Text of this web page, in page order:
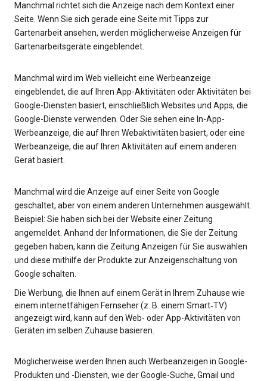
Manchmal richtet sich die Anzeige nach dem Kontext einer
Seite. Wenn Sie sich gerade eine Seite mit Tipps zur
Gartenarbeit ansehen, werden möglicherweise Anzeigen für
Gartenarbeitsgeräte eingeblendet.
Manchmal wird im Web vielleicht eine Werbeanzeige
eingeblendet, die auf Ihren App-Aktivitäten oder Aktivitäten bei
Google-Diensten basiert, einschließlich Websites und Apps, die
Google-Dienste verwenden. Oder Sie sehen eine In-App-
Werbeanzeige, die auf Ihren Webaktivitäten basiert, oder eine
Werbeanzeige, die auf Ihren Aktivitäten auf einem anderen
Gerät basiert.
Manchmal wird die Anzeige auf einer Seite von Google
geschaltet, aber von einem anderen Unternehmen ausgewählt.
Beispiel: Sie haben sich bei der Website einer Zeitung
angemeldet. Anhand der Informationen, die Sie der Zeitung
gegeben haben, kann die Zeitung Anzeigen für Sie auswählen
und diese mithilfe der Produkte zur Anzeigenschaltung von
Google schalten.
Die Werbung, die Ihnen auf einem Gerät in Ihrem Zuhause wie
einem internetfähigen Fernseher (z. B. einem Smart‑TV)
angezeigt wird, kann auf den Web- oder App-Aktivitäten von
Geräten im selben Zuhause basieren.
Möglicherweise werden Ihnen auch Werbeanzeigen in Google-
Produkten und -Diensten, wie der Google-Suche, Gmail und